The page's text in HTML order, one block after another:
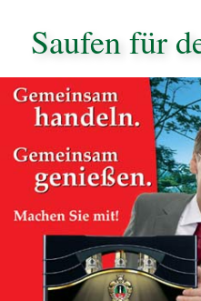
Saufen für